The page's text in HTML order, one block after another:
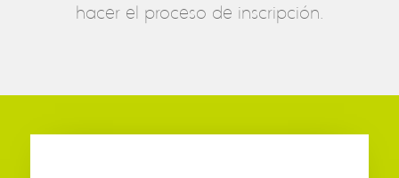
hacer el proceso de inscripción.